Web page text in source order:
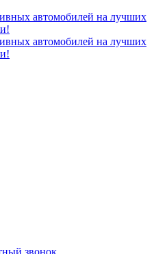
автомобилей на лучших
автомобилей на лучших
звонок